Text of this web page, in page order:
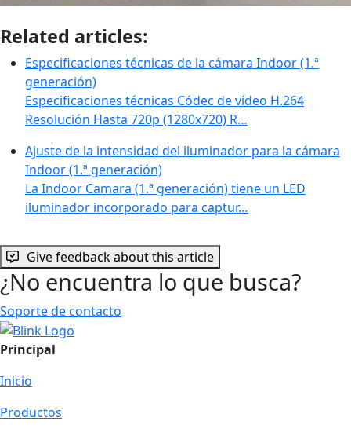
Related articles:
Especificaciones técnicas de la cámara Indoor (1.ª
generación)
Especificaciones técnicas Códec de vídeo H.264
Resolución Hasta 720p (1280x720) R…
Ajuste de la intensidad del iluminador para la cámara
Indoor (1.ª generación)
La Indoor Camara (1.ª generación) tiene un LED
iluminador incorporado para captur…
Give feedback about this article
¿No encuentra lo que busca?
Soporte de contacto
Principal
Inicio
Productos